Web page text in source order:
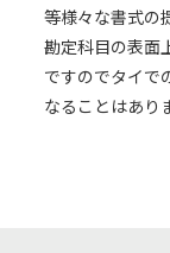
等様々な書式の
勘定科目の表面
ですのでタイで
なることはあり